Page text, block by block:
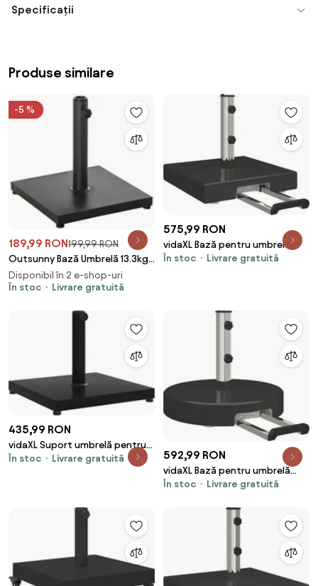
Specificații
Produse similare
-5 %
189,99 RON199,99 RON
Outsunny Bază Umbrelă 13.3kg,
Ciment, Postament Lucios
pentru Umbrelă Grădină, Negru
Disponibil în 2 e-shop-uri
În stoc
Livrare gratuită
575,99 RON
vidaXL Bază pentru umbrelă
Negru 41 x 41 x 37 cm Granit
În stoc Livrare gratuită
435,99 RON
vidaXL Suport umbrelă pentru
stâlpi Ø32/38/48 mm, 18 kg,
În stoc Livrare gratuită 592,99 RON
vidaXL Bază pentru umbrelă
Negru Ø 45 x 37.5 cm Granit
În stoc Livrare gratuită